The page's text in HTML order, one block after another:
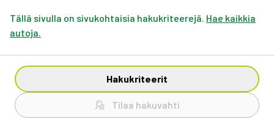
Tällä sivulla on sivukohtaisia hakukriteerejä. Hae kaikkia
autoja.
Hakukriteerit
Tilaa hakuvahti